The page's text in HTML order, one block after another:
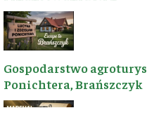
Gospodarstwo
Ponichtera, Brańszczyk